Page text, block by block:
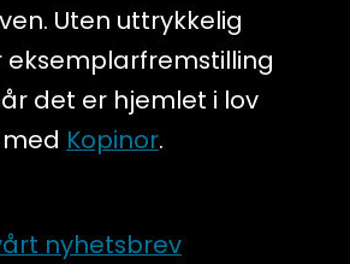
Uten uttrykkelig
eksemplarfremstilling
det er hjemlet i lov
Kopinor.
nyhetsbrev